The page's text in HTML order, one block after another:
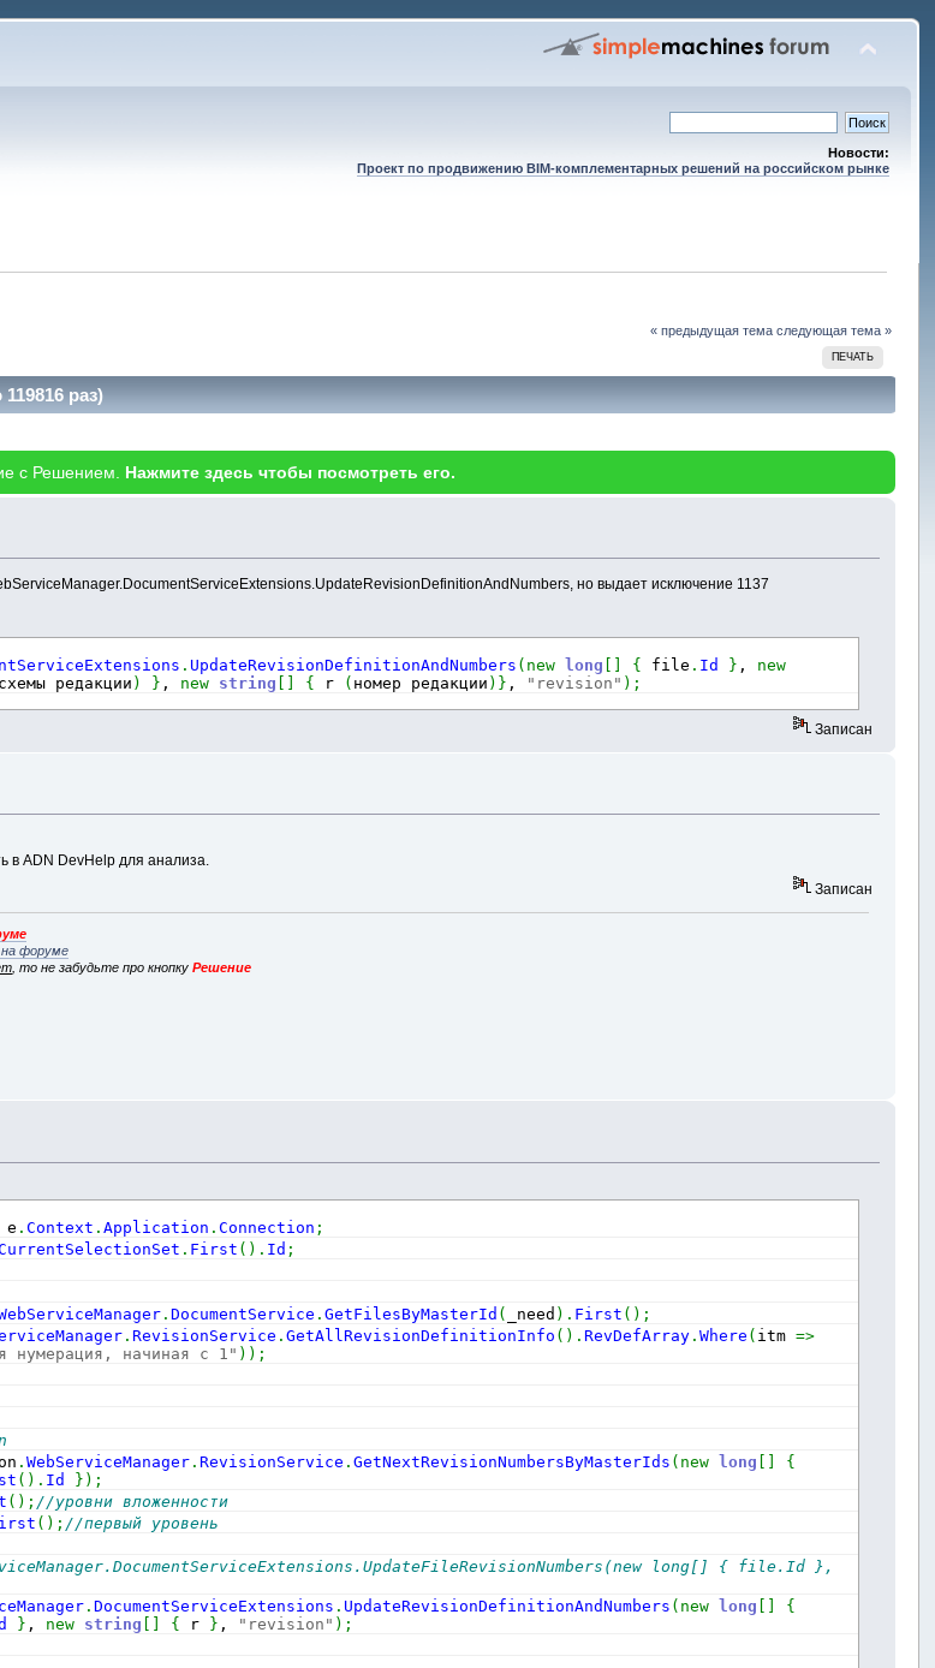
Новости:
Проект по продвижению BIM-комплементарных решений на российском рынке
« предыдущая тема следующая тема »
ПЕЧАТЬ
раз)
с Решением. Нажмите здесь чтобы посмотреть его.
но выдает исключение 1137
. UpdateRevisionDefinitionAndNumbers ( new long [ ] { file . Id } , new
редакции ) } , new string [ ] { r ( номер редакции ) } , "revision" ) ;
Записан
в ADN DevHelp для анализа.
Записан
на форуме
, то не забудьте про кнопкуРешение
e .Context .Application .Connection ;
. First ( ) . Id ;
.DocumentService .GetFilesByMasterId ( _need ) . First ( ) ;
.RevisionService .GetAllRevisionDefinitionInfo ( ) .RevDefArray .Where ( itm =>
нумерация, начиная с 1" ) ) ;
.WebServiceManager .RevisionService .GetNextRevisionNumbersByMasterIds ( new long
{
( ) . Id } ) ;
( ) ; //уровни вложенности
( ) ; //первый уровень
long[] { file.Id },
.DocumentServiceExtensions . UpdateRevisionDefinitionAndNumbers ( new long
{
} , new string { r } , "revision" ) ;